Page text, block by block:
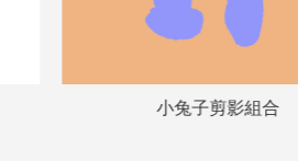
側面坐姿小熊